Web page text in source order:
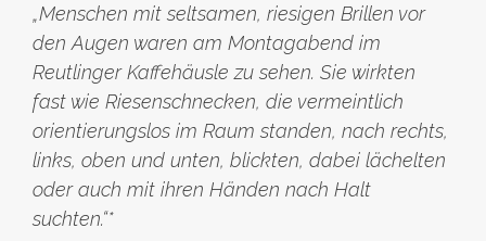
„Menschen mit seltsamen, riesigen Brillen vor
den Augen waren am Montagabend im
Reutlinger Kaffehäusle zu sehen. Sie wirkten
fast wie Riesenschnecken, die vermeintlich
orientierungslos im Raum standen, nach rechts,
links, oben und unten, blickten, dabei lächelten
oder auch mit ihren Händen nach Halt
suchten.“*